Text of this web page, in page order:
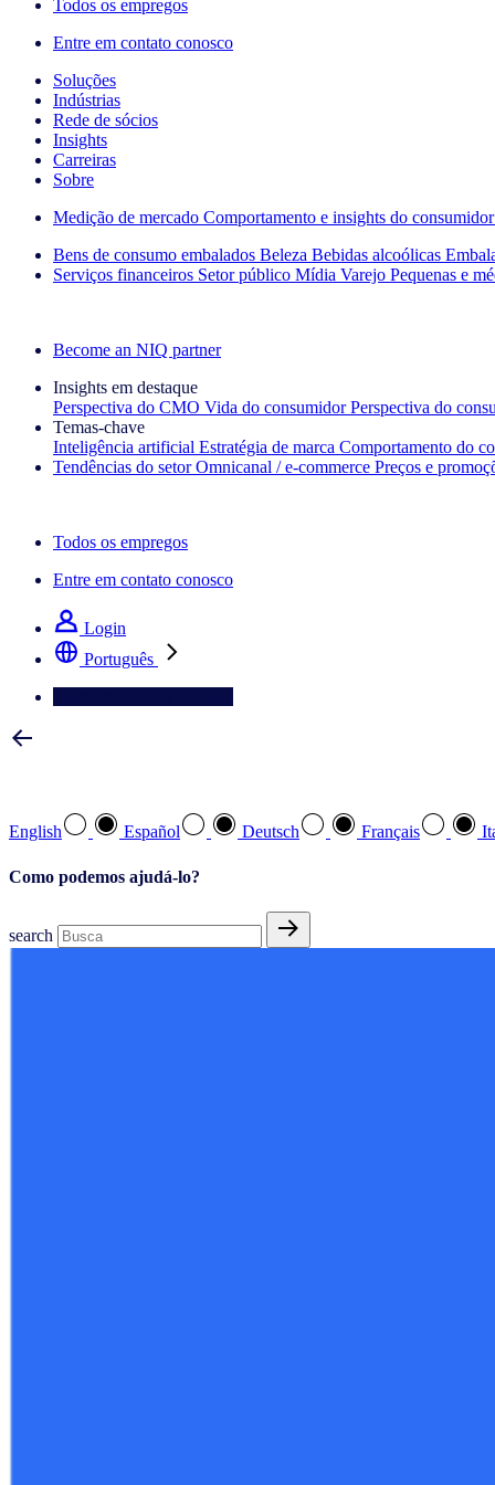
Todos os empregos
Entre em contato conosco
Soluções
Indústrias
Rede de sócios
Insights
Carreiras
Sobre
Medição de mercado Comportamento e insights do consumidor
Bens de consumo embalados Beleza Bebidas alcoólicas
Serviços financeiros Setor público Mídia Varejo Pequenas e
Become an NIQ partner
Insights em destaque
Perspectiva do CMO Vida do consumidor Perspectiva do
Temas‑chave
Inteligência artificial Estratégia de marca Comportamento do
Tendências do setor Omnicanal / e‑commerce Preços e
Todos os empregos
Entre em contato conosco
Login
Português
English Español Deutsch Français
Como podemos ajudá-lo?
search